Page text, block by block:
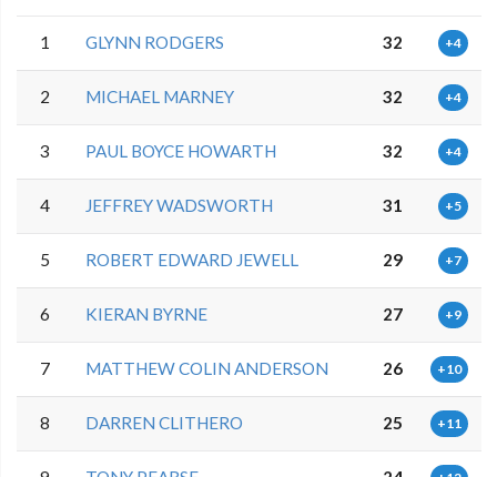
1 GLYNN RODGERS 32 +4
2 MICHAEL MARNEY 32 +4
3 PAUL BOYCE HOWARTH 32 +4
4 JEFFREY WADSWORTH 31 +5
5 ROBERT EDWARD JEWELL 29 +7
6 KIERAN BYRNE 27 +9
7 MATTHEW COLIN ANDERSON 26 +10
8 DARREN CLITHERO 25 +11